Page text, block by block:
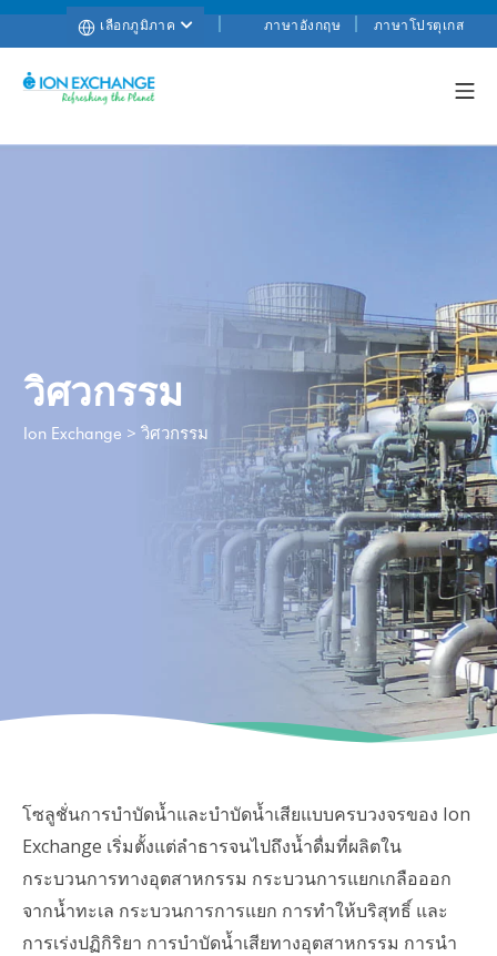
เลือกภูมิภาค ภาษาอังกฤษ ภาษาโปรตุเกส
วิศวกรรม
Ion Exchange > วิศวกรรม
โซลูชั่นการบำบัดน้ำและบำบัดน้ำเสียแบบครบวงจรของ Ion
Exchange เริ่มตั้งแต่ลำธารจนไปถึงน้ำดื่มที่ผลิตใน
กระบวนการทางอุตสาหกรรม กระบวนการแยกเกลือออก
จากน้ำทะเล กระบวนการการแยก การทำให้บริสุทธิ์ และ
การเร่งปฏิกิริยา การบำบัดน้ำเสียทางอุตสาหกรรม การนำ